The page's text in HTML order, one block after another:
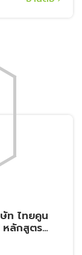
ท ไทยคูน
ลักสูตร
าสตร์ ศูนย์